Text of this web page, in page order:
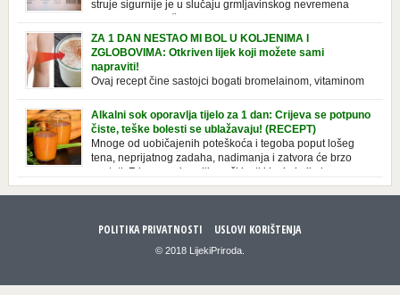
struje sigurnije je u slučaju grmljavinskog nevremena
Znate li da vaši kućanski aparati vode tajni život dok su isključeni? Ovo
je popis uređaja koji troše električnu energiju čak i kada su u stanju
mirovanja: Punjač mobitela […]
ZA 1 DAN NESTAO MI BOL U KOLJENIMA I
ZGLOBOVIMA: Otkriven lijek koji možete sami
napraviti!
Ovaj recept čine sastojci bogati bromelainom, vitaminom
bolna koljena i zglobove, već i jačaju tetive i ligamente. Iako se
uglavnom javlja u starijoj dobi, zbog starenja ligamenata i zglobova, to
se takođe može pripisati lošem držanju ili nošenju neprikladne obuće
duže vrijeme. Srećom, tu je efektan prirodni […]
Alkalni sok oporavlja tijelo za 1 dan: Crijeva se potpuno
čiste, teške bolesti se ublažavaju! (RECEPT)
Mnoge od uobičajenih poteškoća i tegoba poput lošeg
tena, neprijatnog zadaha, nadimanja i zatvora će brzo
nestati. Zdravo se hraniti znači jesti kisele i alkalne
namirnice u pravilnoj razmjeri. U savremenoj ishrani, pak, dominira
POLITIKA PRIVATNOSTI USLOVI KORIŠTENJA
© 2018 LijekiPriroda.